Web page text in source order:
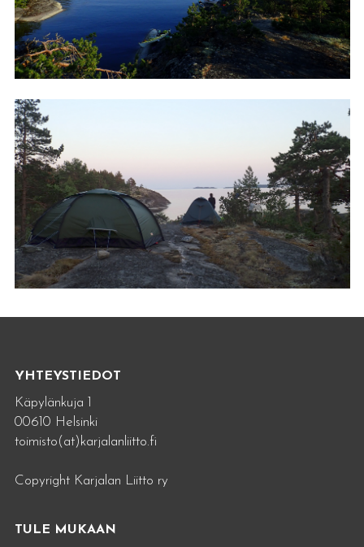
YHTEYSTIEDOT
Käpylänkuja 1
00610 Helsinki
toimisto(at)karjalanliitto.fi
Copyright Karjalan Liitto ry
TULE MUKAAN